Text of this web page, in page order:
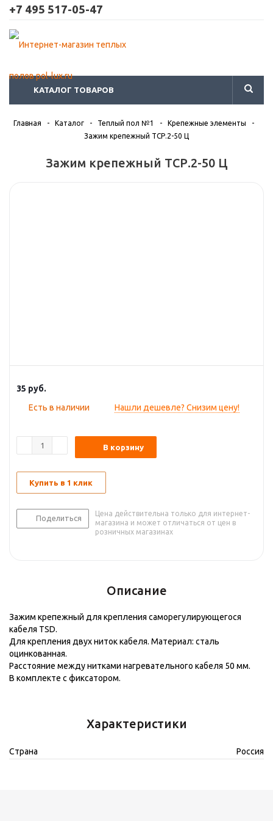
+7 495 517-05-47
КАТАЛОГ ТОВАРОВ
Главная - Каталог - Теплый пол №1 - Крепежные элементы
-
Зажим крепежный ТСР.2-50 Ц
Зажим крепежный ТСР.2-50 Ц
35 руб.
Есть в наличии
Нашли дешевле? Снизим цену!
В корзину
Купить в 1 клик
Поделиться
Цена действительна только для интернет-
магазина и может отличаться от цен в
розничных магазинах
Описание
Зажим крепежный для крепления саморегулирующегося
кабеля TSD.
Для крепления двух ниток кабеля. Материал: сталь
оцинкованная.
Расстояние между нитками нагревательного кабеля 50 мм.
В комплекте с фиксатором.
Характеристики
Страна Россия